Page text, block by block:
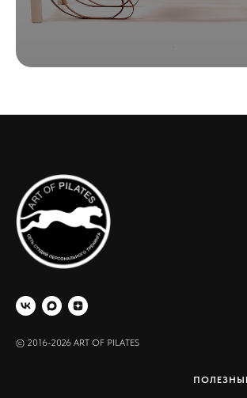
© 2016-2026 ART OF PILATES